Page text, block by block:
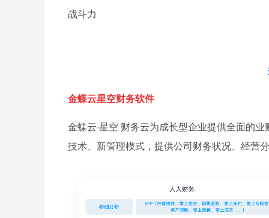
战斗力
金蝶云星空财务软件
金蝶云·星空 财务云为成长型企业提供全面的
技术、新管理模式，提供公司财务状况、经营